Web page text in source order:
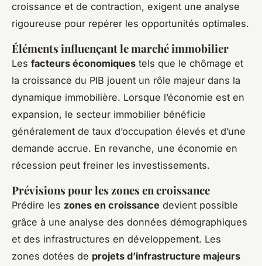
croissance et de contraction, exigent une analyse
rigoureuse pour repérer les opportunités optimales.
Éléments influençant le marché immobilier
Les facteurs économiques tels que le chômage et
la croissance du PIB jouent un rôle majeur dans la
dynamique immobilière. Lorsque l’économie est en
expansion, le secteur immobilier bénéficie
généralement de taux d’occupation élevés et d’une
demande accrue. En revanche, une économie en
récession peut freiner les investissements.
Prévisions pour les zones en croissance
Prédire les zones en croissance devient possible
grâce à une analyse des données démographiques
et des infrastructures en développement. Les
zones dotées de projets d’infrastructure majeurs